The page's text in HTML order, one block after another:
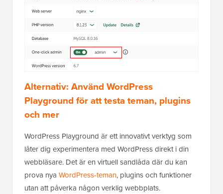
Alternativ: Använd WordPress
Playground för att testa teman, plugins
och mer
WordPress Playground är ett innovativt verktyg som
låter dig experimentera med WordPress direkt i din
webbläsare. Det är en virtuell sandlåda där du kan
prova nya WordPress-teman, plugins och funktioner
utan att påverka någon verklig webbplats.